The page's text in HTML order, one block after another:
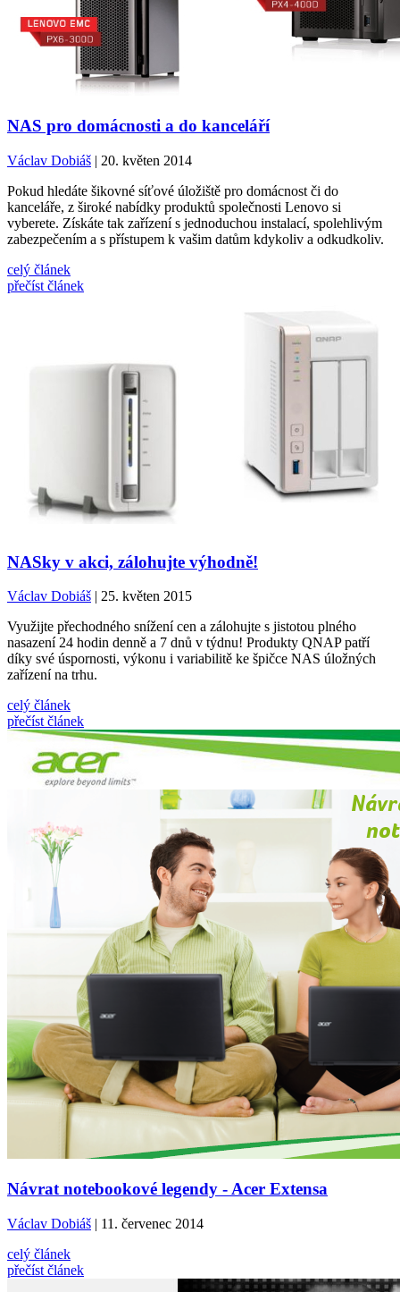
NAS pro domácnosti a do kanceláří
Václav Dobiáš | 20. květen 2014
Pokud hledáte šikovné síťové úložiště pro domácnost či do
kanceláře, z široké nabídky produktů společnosti Lenovo si
vyberete. Získáte tak zařízení s jednoduchou instalací, spolehlivým
zabezpečením a s přístupem k vašim datům kdykoliv a odkudkoliv.
celý článek
přečíst článek
NASky v akci, zálohujte výhodně!
Václav Dobiáš | 25. květen 2015
Využijte přechodného snížení cen a zálohujte s jistotou plného
nasazení 24 hodin denně a 7 dnů v týdnu! Produkty QNAP patří
díky své úspornosti, výkonu i variabilitě ke špičce NAS úložných
zařízení na trhu.
celý článek
přečíst článek
Návrat notebookové legendy - Acer Extensa
Václav Dobiáš | 11. červenec 2014
celý článek
přečíst článek